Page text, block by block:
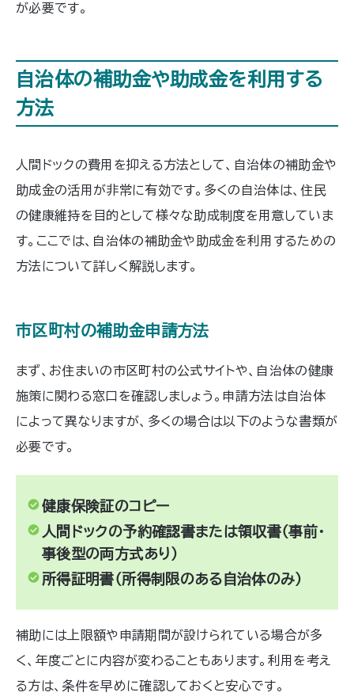
が必要です。
自治体の補助金や助成金を利用する
方法
人間ドックの費用を抑える方法として、自治体の補助金や
助成金の活用が非常に有効です。多くの自治体は、住民
の健康維持を目的として様々な助成制度を用意していま
す。ここでは、自治体の補助金や助成金を利用するための
方法について詳しく解説します。
市区町村の補助金申請方法
まず、お住まいの市区町村の公式サイトや、自治体の健康
施策に関わる窓口を確認しましょう。申請方法は自治体
によって異なりますが、多くの場合は以下のような書類が
必要です。
健康保険証のコピー
人間ドックの予約確認書または領収書（事前・
事後型の両方式あり）
所得証明書（所得制限のある自治体のみ）
補助には上限額や申請期間が設けられている場合が多
く、年度ごとに内容が変わることもあります。利用を考え
る方は、条件を早めに確認しておくと安心です。